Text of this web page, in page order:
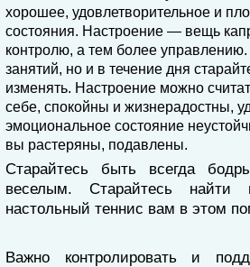
хорошее, удовлетворительное и
состояния. Настроение — вещь
контролю, а тем более
занятий, но и в течение дня
изменять. Настроение можно
себе, спокойны и жизнерадостны,
эмоциональное состояние
вы растеряны, подавлены.
Старайтесь быть всегда
веселым. Старайтесь
настольный теннис вам в этом
Важно контролировать и